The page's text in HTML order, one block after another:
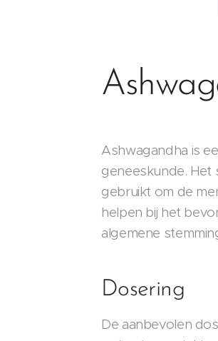
Ashwagandha is
geneeskunde. Het
gebruikt om de
helpen bij het
algemene
Dosering
De aanbevolen